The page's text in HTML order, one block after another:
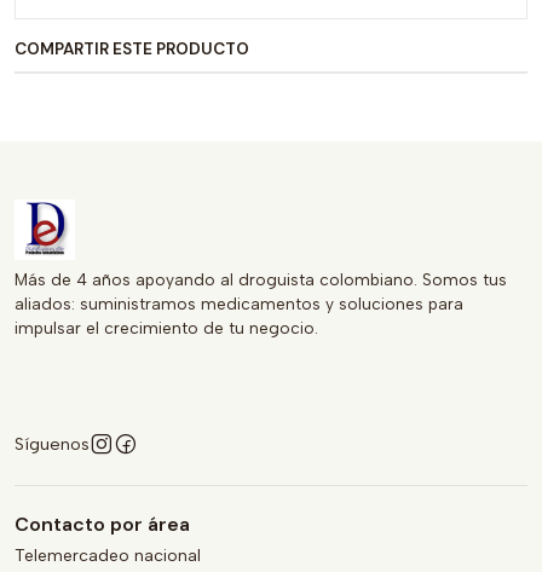
COMPARTIR ESTE PRODUCTO
Más de 4 años apoyando al droguista colombiano. Somos tus
aliados: suministramos medicamentos y soluciones para
impulsar el crecimiento de tu negocio.
Síguenos
Contacto por área
Telemercadeo nacional